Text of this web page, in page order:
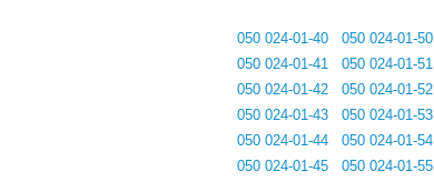
050 024-01-40
050 024-01-41
050 024-01-42
050 024-01-43
050 024-01-44
050 024-01-45
050 024-01-50
050 024-01-51
050 024-01-52
050 024-01-53
050 024-01-54
050 024-01-55